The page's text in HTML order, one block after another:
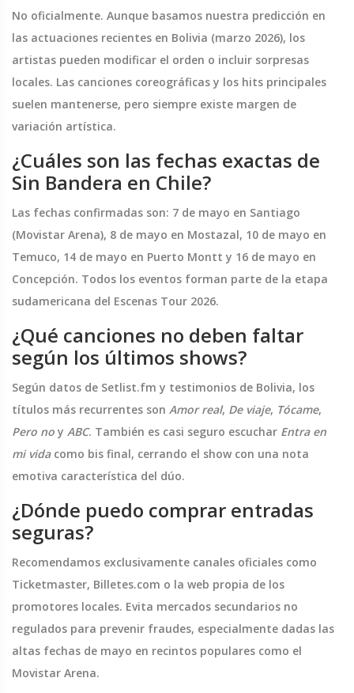
No oficialmente. Aunque basamos nuestra predicción en
las actuaciones recientes en Bolivia (marzo 2026), los
artistas pueden modificar el orden o incluir sorpresas
locales. Las canciones coreográficas y los hits principales
suelen mantenerse, pero siempre existe margen de
variación artística.
¿Cuáles son las fechas exactas de
Sin Bandera en Chile?
Las fechas confirmadas son: 7 de mayo en Santiago
(Movistar Arena), 8 de mayo en Mostazal, 10 de mayo en
Temuco, 14 de mayo en Puerto Montt y 16 de mayo en
Concepción. Todos los eventos forman parte de la etapa
sudamericana del Escenas Tour 2026.
¿Qué canciones no deben faltar
según los últimos shows?
Según datos de Setlist.fm y testimonios de Bolivia, los
títulos más recurrentes son Amor real, De viaje, Tócame,
Pero no y ABC. También es casi seguro escuchar Entra en
mi vidacomo bis final, cerrando el show con una nota
emotiva característica del dúo.
¿Dónde puedo comprar entradas
seguras?
Recomendamos exclusivamente canales oficiales como
Ticketmaster, Billetes.com o la web propia de los
promotores locales. Evita mercados secundarios no
regulados para prevenir fraudes, especialmente dadas las
altas fechas de mayo en recintos populares como el
Movistar Arena.